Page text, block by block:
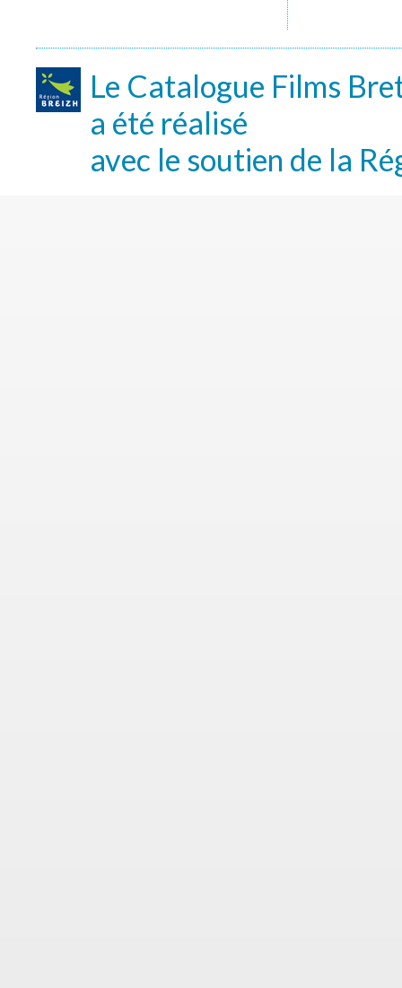
Le Catalogue Films
a été réalisé
avec le soutien de la